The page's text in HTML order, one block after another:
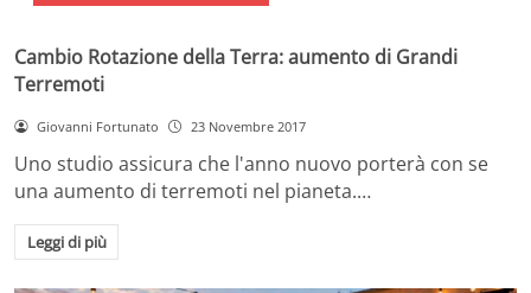
Cambio Rotazione della Terra: aumento di Grandi
Terremoti
Giovanni Fortunato 23 Novembre 2017
Uno studio assicura che l'anno nuovo porterà con se
una aumento di terremoti nel pianeta.…
Leggi di più